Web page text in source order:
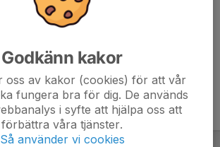
Godkänn kakor
oss av kakor (cookies) för att vår
fungera bra för dig. De används
i syfte att hjälpa oss att
förbättra våra tjänster.
Så använder vi cookies